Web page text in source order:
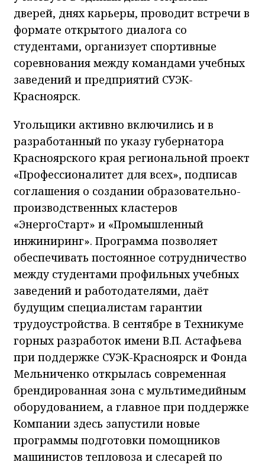
дверей, днях карьеры, проводит встречи в
формате открытого диалога со
студентами, организует спортивные
соревнования между командами учебных
заведений и предприятий СУЭК-
Красноярск.
Угольщики активно включились и в
разработанный по указу губернатора
Красноярского края региональной проект
«Профессионалитет для всех», подписав
соглашения о создании образовательно-
производственных кластеров
«ЭнергоСтарт» и «Промышленный
инжиниринг». Программа позволяет
обеспечивать постоянное сотрудничество
между студентами профильных учебных
заведений и работодателями, даёт
будущим специалистам гарантии
трудоустройства. В сентябре в Техникуме
горных разработок имени В.П. Астафьева
при поддержке СУЭК-Красноярск и Фонда
Мельниченко открылась современная
брендированная зона с мультимедийным
оборудованием, а главное при поддержке
Компании здесь запустили новые
программы подготовки помощников
машинистов тепловоза и слесарей по